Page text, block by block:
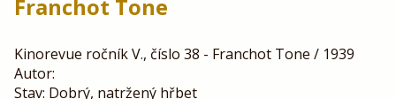
Franchot Tone
Kinorevue ročník V., číslo 38 - Franchot Tone / 1939
Autor:
Stav: Dobrý, natržený hřbet